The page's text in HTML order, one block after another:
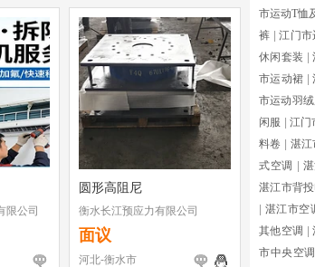
限公司
圆形高阻尼
衡水长江预应力有限公司
面议
河北-衡水市
市运动T恤
裤
江门市
休闲套装
市运动裙
市运动羽
闲服
江门
料卷
湛
式空调
湛江市背
湛江市空
其他空调
市中央空调